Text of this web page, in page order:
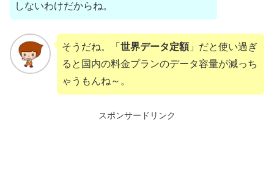
しないわけだからね。
そうだね。「 世界データ定額」だと使い過ぎ
ると国内の料金プランのデータ容量が減っち
ゃうもんね～。
スポンサードリンク